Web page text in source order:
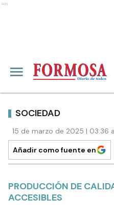
Ads
SOCIEDAD
15 de marzo de 2025 | 03:36
Añadir como fuente en
PRODUCCIÓN DE
ACCESIBLES